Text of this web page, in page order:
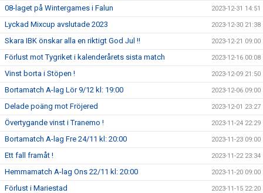
08-laget på Wintergames i Falun 2023-12-31 14:51
Lyckad Mixcup avslutade 2023 2023-12-30 21:38
Skara IBK önskar alla en riktigt God Jul !! 2023-12-21 09:00
Förlust mot Tygriket i kalenderårets sista match 2023-12-16 00:08
Vinst borta i Stöpen ! 2023-12-09 21:50
Bortamatch A-lag Lör 9/12 kl: 19:00 2023-12-06 09:00
Delade poäng mot Fröjered 2023-12-01 23:27
Övertygande vinst i Tranemo ! 2023-11-24 22:29
Bortamatch A-lag Fre 24/11 kl: 20:00 2023-11-23 09:00
Ett fall framåt ! 2023-11-22 23:34
Hemmamatch A-lag Ons 22/11 kl: 20:00 2023-11-20 09:00
Förlust i Mariestad 2023-11-15 22:20